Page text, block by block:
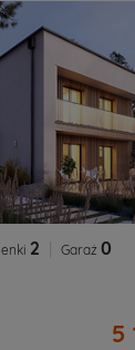
2 Garaż 0
5